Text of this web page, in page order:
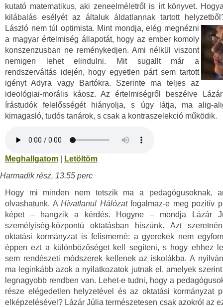
kutató matematikus, aki zeneelméletről is írt könyvet.
kilábalás esélyét az általuk áldatlannak tartott
László nem túl optimista. Mint mondja, elég megnézni
a magyar értelmiség állapotát, hogy az ember komoly
konszenzusban ne reménykedjen. Ami nélkül viszont
nemigen lehet elindulni. Mit sugallt már a
rendszerváltás idején, hogy egyetlen párt sem tartott
igényt Adyra vagy Bartókra. Szerinte ma teljes az
ideológiai-morális káosz. Az értelmiségről beszélve
írástudók felelősségét hiányolja, s úgy látja, ma alig-
kimagasló, tudós tanárok, s csak a kontraszelekció működik.
Meghallgatom
Letöltöm
Harmadik rész, 13.55 perc
Hogy mi minden nem tetszik ma a pedagógusoknak,
olvashatunk. AHívatlanul Hálózatfogalmaz-e meg pozitív
képet – hangzik a kérdés. Hogyne – mondja Lázár
személyiség-központú oktatásban hiszünk. Azt
oktatási kormányzat is felismerné: a gyerekek nem
éppen ezt a különbözőséget kell segíteni, s hogy ehhez
sem rendészeti módszerek kellenek az iskolákba. A
ma leginkább azok a nyilatkozatok jutnak el, amelyek
legnagyobb rendben van. Lehet-e tudni, hogy a
része elégedetlen helyzetével és az oktatási kormányzat
elképzelésével? Lázár Júlia természetesen csak azokról az